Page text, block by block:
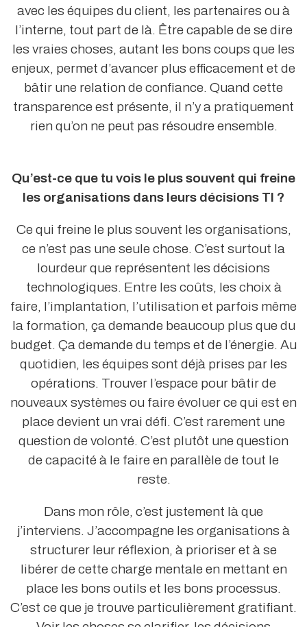
avec les équipes du client, les partenaires ou à
l’interne, tout part de là. Être capable de se dire
les vraies choses, autant les bons coups que les
enjeux, permet d’avancer plus efficacement et de
bâtir une relation de confiance. Quand cette
transparence est présente, il n’y a pratiquement
rien qu’on ne peut pas résoudre ensemble.
Qu’est-ce que tu vois le plus souvent qui freine
les organisations dans leurs décisions TI ?
Ce qui freine le plus souvent les organisations,
ce n’est pas une seule chose. C’est surtout la
lourdeur que représentent les décisions
technologiques. Entre les coûts, les choix à
faire, l’implantation, l’utilisation et parfois même
la formation, ça demande beaucoup plus que du
budget. Ça demande du temps et de l’énergie. Au
quotidien, les équipes sont déjà prises par les
opérations. Trouver l’espace pour bâtir de
nouveaux systèmes ou faire évoluer ce qui est en
place devient un vrai défi. C’est rarement une
question de volonté. C’est plutôt une question
de capacité à le faire en parallèle de tout le
reste.
Dans mon rôle, c’est justement là que
j’interviens. J’accompagne les organisations à
structurer leur réflexion, à prioriser et à se
libérer de cette charge mentale en mettant en
place les bons outils et les bons processus.
C’est ce que je trouve particulièrement gratifiant.